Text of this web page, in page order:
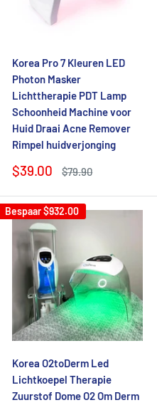
Korea Pro 7 Kleuren LED
Photon Masker
Lichttherapie PDT Lamp
Schoonheid Machine voor
Huid Draai Acne Remover
Rimpel huidverjonging
Verkoopprijs
$39.00
Normale
$79.90
Bespaar$932.00
Korea O2toDerm Led
Lichtkoepel Therapie
Zuurstof Dome O2 Om Derm